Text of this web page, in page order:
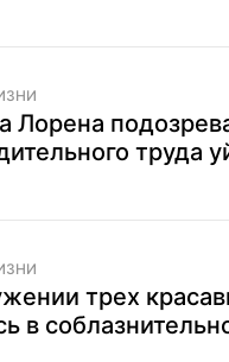
Лорена
труда
трех
в